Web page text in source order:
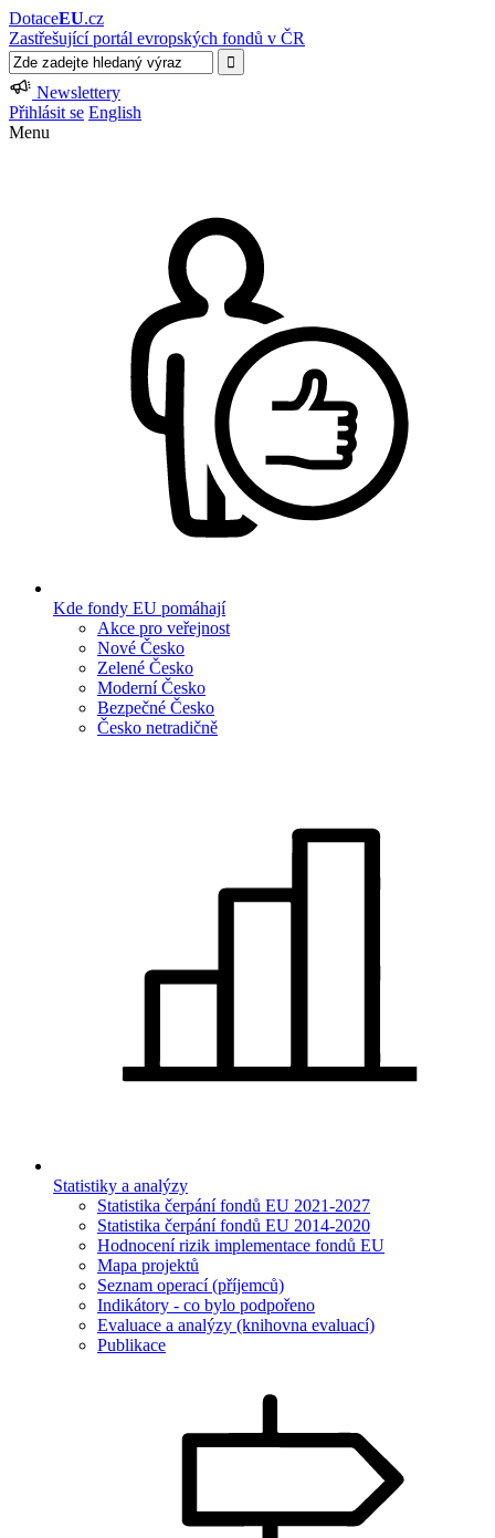
DotaceEU.cz
Zastřešující portál evropských fondů v ČR
Newslettery
Přihlásit se English
Menu
Kde fondy EU pomáhají
Akce pro veřejnost
Nové Česko
Zelené Česko
Moderní Česko
Bezpečné Česko
Česko netradičně
Statistiky a analýzy
Statistika čerpání fondů EU 2021-2027
Statistika čerpání fondů EU 2014-2020
Hodnocení rizik implementace fondů EU
Mapa projektů
Seznam operací (příjemců)
Indikátory - co bylo podpořeno
Evaluace a analýzy (knihovna evaluací)
Publikace